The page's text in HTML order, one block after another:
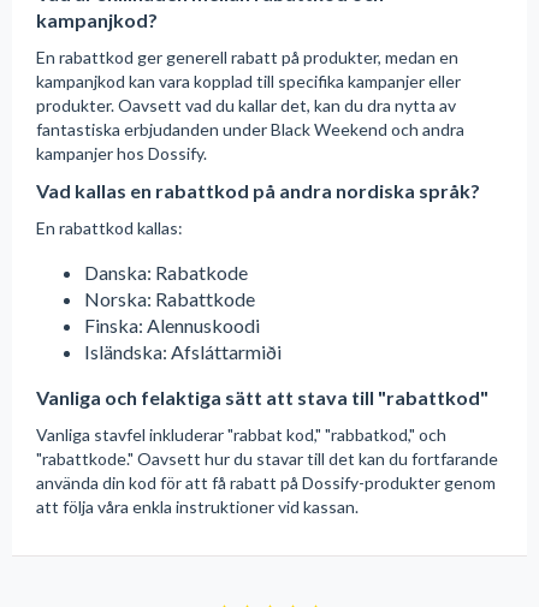
kampanjkod?
En rabattkod ger generell rabatt på produkter, medan en
kampanjkod kan vara kopplad till specifika kampanjer eller
produkter. Oavsett vad du kallar det, kan du dra nytta av
fantastiska erbjudanden under Black Weekend och andra
kampanjer hos Dossify.
Vad kallas en rabattkod på andra nordiska språk?
En rabattkod kallas:
Danska: Rabatkode
Norska: Rabattkode
Finska: Alennuskoodi
Isländska: Afsláttarmiði
Vanliga och felaktiga sätt att stava till "rabattkod"
Vanliga stavfel inkluderar "rabbat kod," "rabbatkod," och
"rabattkode." Oavsett hur du stavar till det kan du fortfarande
använda din kod för att få rabatt på Dossify-produkter genom
att följa våra enkla instruktioner vid kassan.